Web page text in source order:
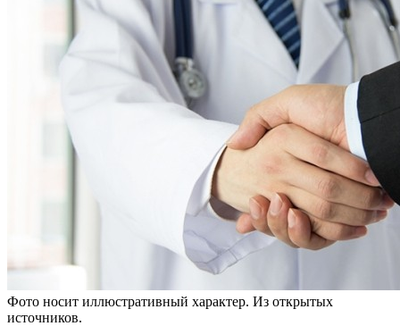
Фото носит иллюстративный характер. Из открытых
источников.